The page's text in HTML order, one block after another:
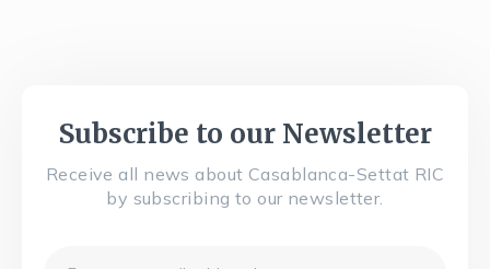
Subscribe to our Newsletter
Receive all news about Casablanca-Settat RIC
by subscribing to our newsletter.